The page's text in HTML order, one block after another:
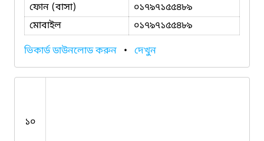
ফোন (বাসা)
০১৭৯৭১৫৫৪৮৯
মোবাইল
০১৭৯৭১৫৫৪৮৯
ভিকার্ড ডাউনলোড করুন • দেখুন
১০